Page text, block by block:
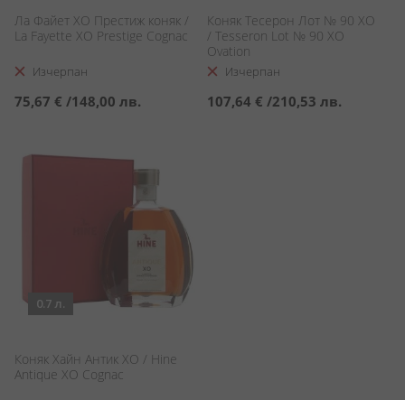
Ла Файет XO Престиж коняк /
La Fayette XO Prestige Cognac
Изчерпан
75,67 € /148,00 лв.
Коняк Тесерон Лот № 90 ХО
/ Tesseron Lot № 90 XO
Ovation
Изчерпан
107,64 € /210,53 лв.
0.7 л.
Коняк Хайн Антик ХО / Hine
Antique XO Cognac